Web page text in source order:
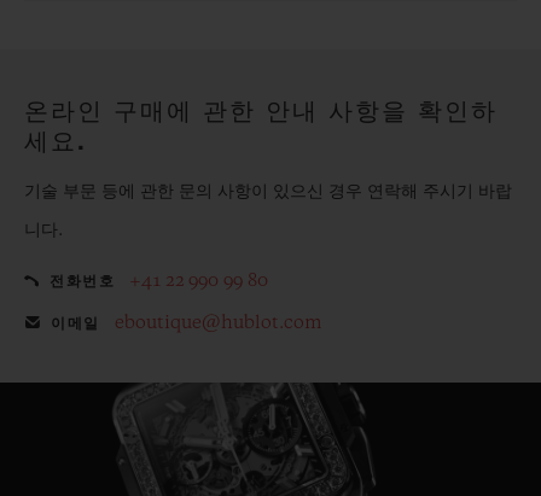
온라인 구매에 관한 안내 사항을 확인하
세요.
기술 부문 등에 관한 문의 사항이 있으신 경우 연락해 주시기 바랍
니다.
전화번호 +41 22 990 99 80
이메일 eboutique@hublot.com